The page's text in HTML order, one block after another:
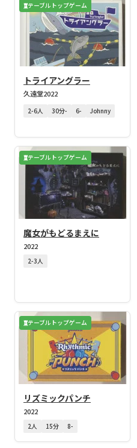
テーブルトップゲーム
トライアングラー
久遠堂2022
2-6人 30分- 6- Johnny
テーブルトップゲーム
魔女がもどるまえに
2022
2-3人
テーブルトップゲーム
リズミックパンチ
2022
2人 15分 8-